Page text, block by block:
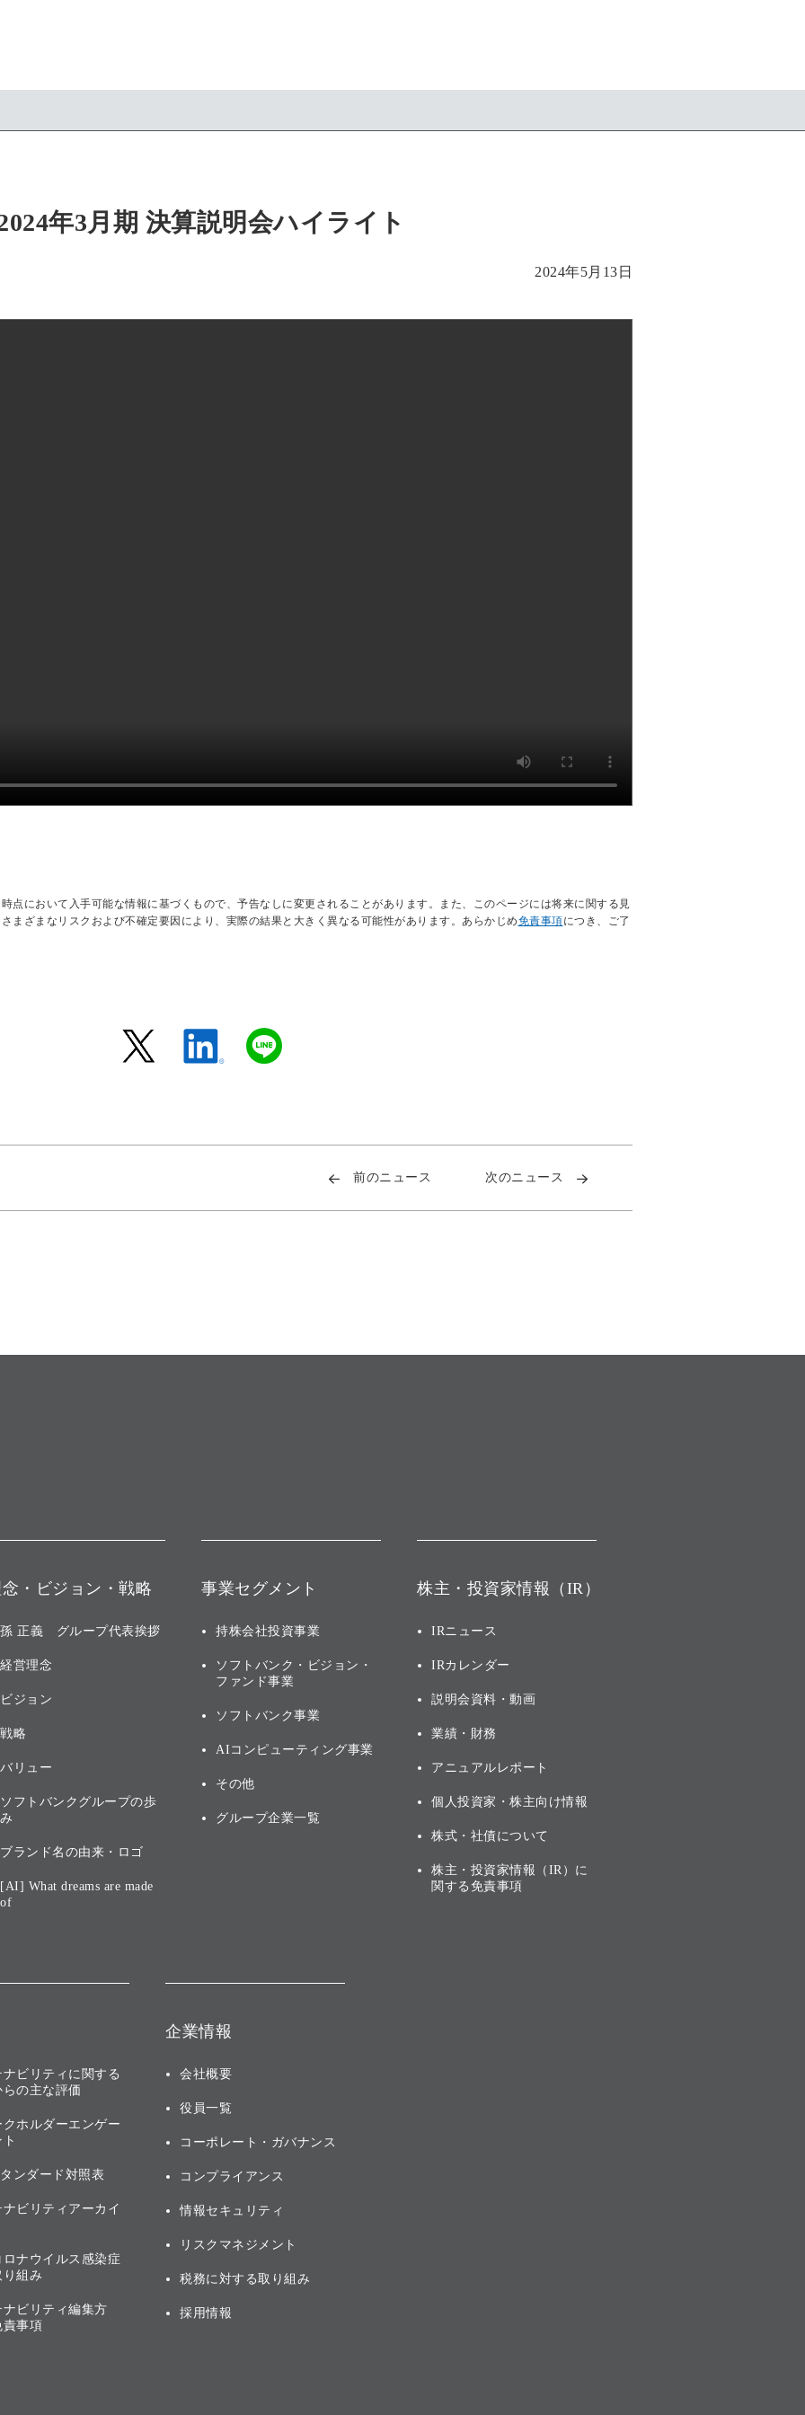
年3月期 決算説明会ハイライト
2024年5月13日
点において入手可能な情報に基づくもので、予告なしに変更されることがあります。また、このページには将来に関する見
まざまなリスクおよび不確定要因により、実際の結果と大きく異なる可能性があります。あらかじめ免責事項につき、ご了
前のニュース 次のニュース
・ビジョン・戦略
孫 正義 グループ代表挨拶
経営理念
ビジョン
戦略
バリュー
ソフトバンクグループの歩
み
ブランド名の由来・ロゴ
[AI] What dreams are made
of
事業セグメント
持株会社投資事業
ソフトバンク・ビジョン・
ファンド事業
ソフトバンク事業
AIコンピューティング事業
その他
グループ企業一覧
株主・投資家情報（IR）
IRニュース
IRカレンダー
説明会資料・動画
業績・財務
アニュアルレポート
個人投資家・株主向け情報
株式・社債について
株主・投資家情報（IR）に
関する免責事項
ビリティに関する
の主な評価
クホルダーエンゲー
ンダード対照表
ビリティアーカイ
ロナウイルス感染症
組み
ナビリティ編集方
事項
企業情報
会社概要
役員一覧
コーポレート・ガバナンス
コンプライアンス
情報セキュリティ
リスクマネジメント
税務に対する取り組み
採用情報